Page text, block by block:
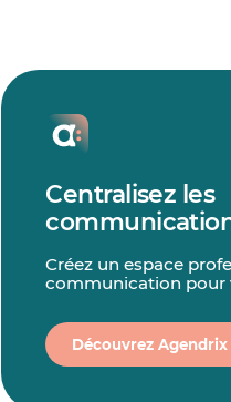
Centralisez les
Créez un espace
communication pour
Découvrez Agendrix